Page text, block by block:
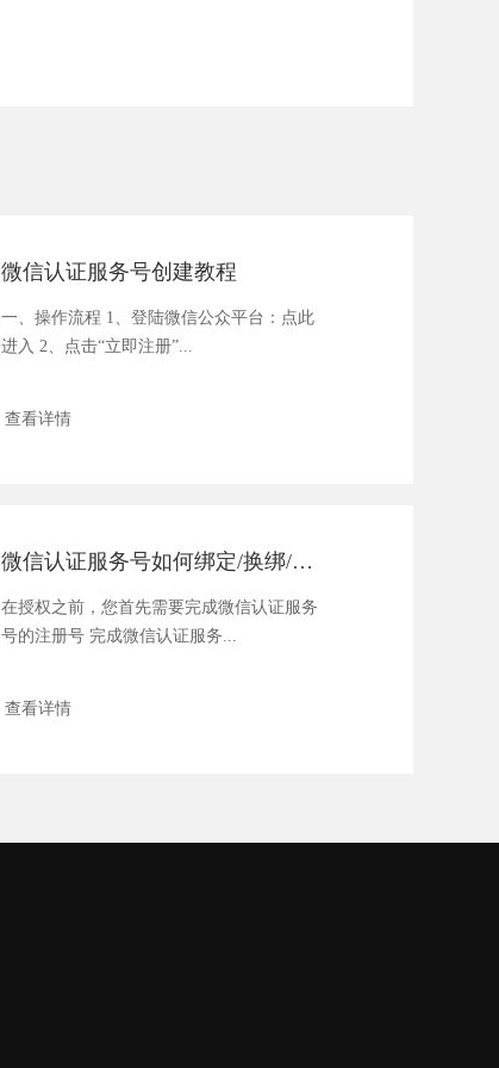
微信认证服务号创建教程
一、操作流程 1、登陆微信公众平台：点此
进入 2、点击“立即注册”...
查看详情
微信认证服务号如何绑定/换绑/重新授权
在授权之前，您首先需要完成微信认证服务
号的注册号 完成微信认证服务...
查看详情